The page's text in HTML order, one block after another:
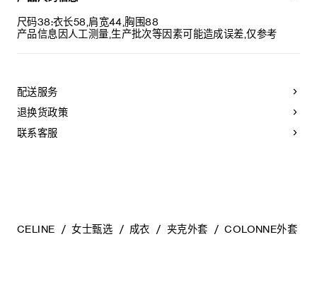
内侧口袋
背面中央开衩
6枚TRIOMPHE纽扣
最高熨烫温度：110°C / 230°F
不可使用蒸汽。
尺码38:衣长58,肩宽44,胸围88
产品信息因人工测量,生产批次等因素可能造成误差,仅参考
配送服务
退换货政策
联系客服
CELINE 女士甄选 成衣 夹克外套 COLONNE外套